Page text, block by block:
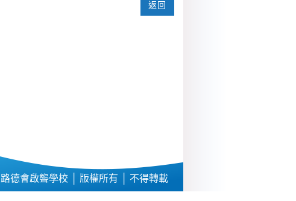
返回
路德會啟聾學校 │ 版權所有 │ 不得轉載